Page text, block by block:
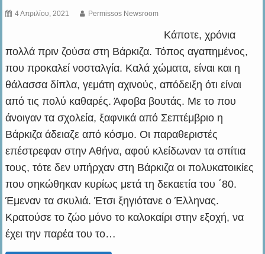
4 Απριλίου, 2021 Permissos Newsroom
Κάποτε, χρόνια
πολλά πριν ζούσα στη Βάρκιζα. Τόπος αγαπημένος,
που προκαλεί νοσταλγία. Καλά χώματα, είναι και η
θάλασσα δίπλα, γεμάτη αχινούς, απόδειξη ότι είναι
από τις πολύ καθαρές. Άφοβα βουτάς. Με το που
άνοιγαν τα σχολεία, ξαφνικά από Σεπτέμβριο η
Βάρκιζα άδειαζε από κόσμο. Οι παραθεριστές
επέστρεφαν στην Αθήνα, αφού κλείδωναν τα σπίτια
τους, τότε δεν υπήρχαν στη Βάρκιζα οι πολυκατοικίες
που σηκώθηκαν κυρίως μετά τη δεκαετία του ΄80.
Έμεναν τα σκυλιά. Έτσι ξηγιότανε ο Έλληνας.
Κρατούσε το ζώο μόνο το καλοκαίρι στην εξοχή, να
έχει την παρέα του το…